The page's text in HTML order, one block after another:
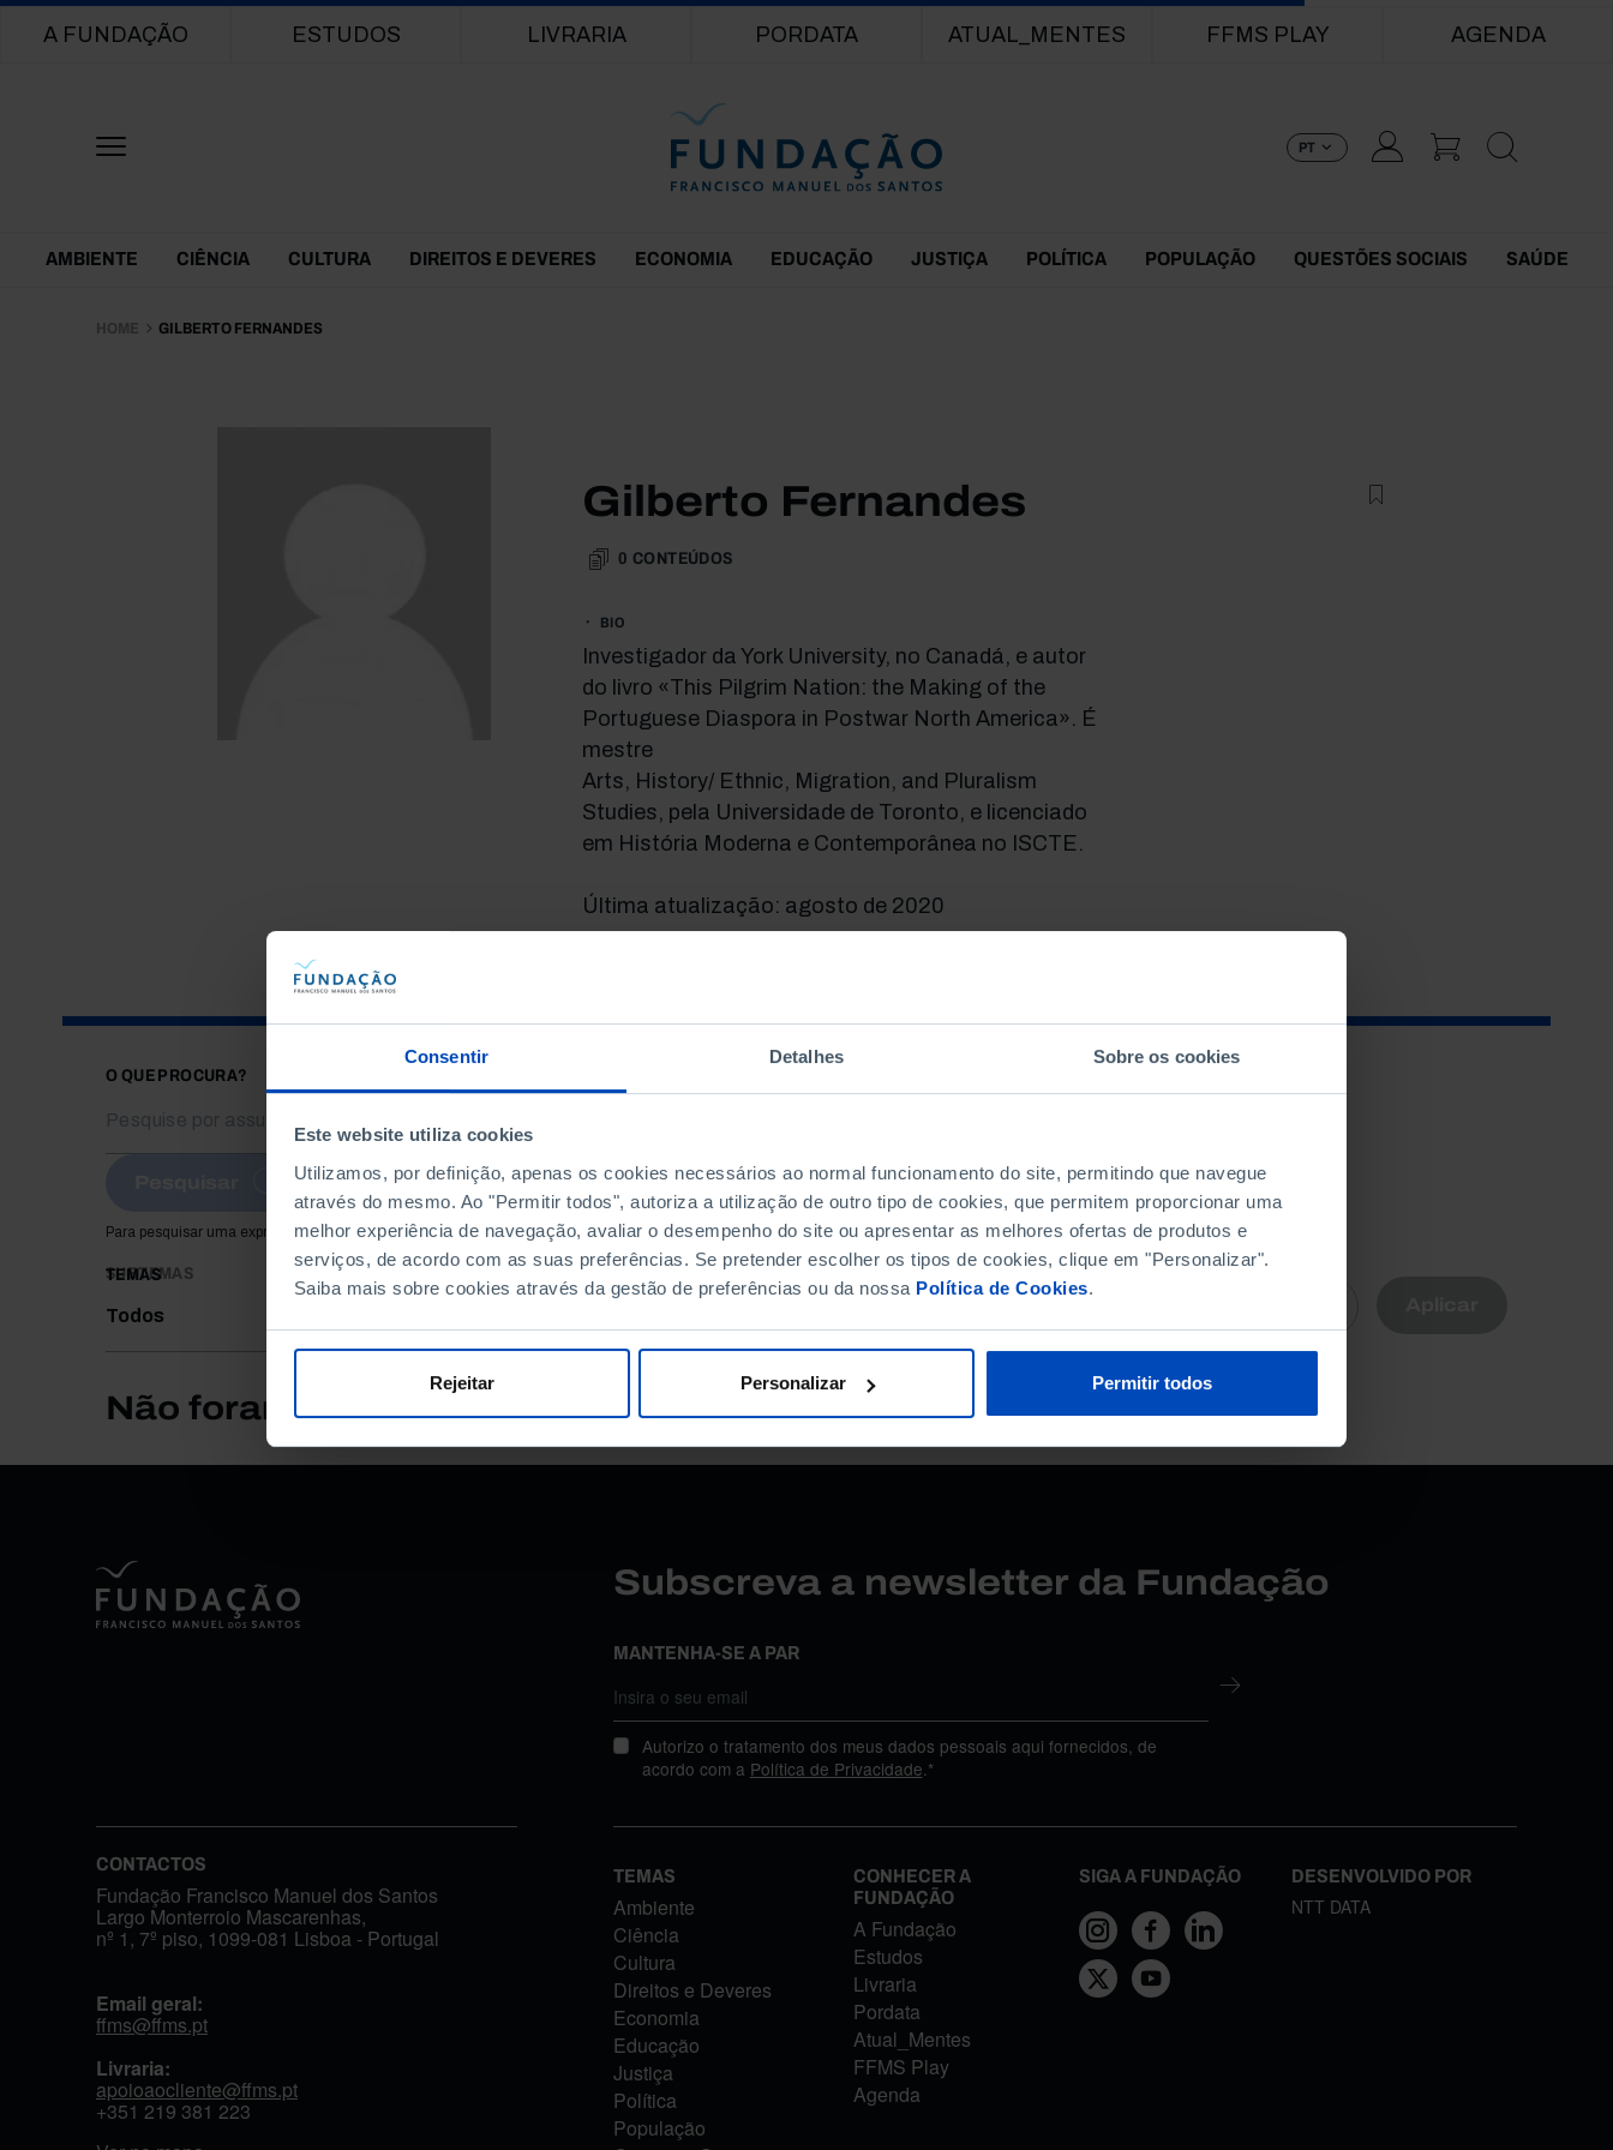
Consentir Detalhes Sobre os cookies
Este website utiliza cookies
Utilizamos, por definição, apenas os cookies necessários ao normal funcionamento do site, permitindo que navegue
através do mesmo. Ao "Permitir todos", autoriza a utilização de outro tipo de cookies, que permitem proporcionar uma
melhor experiência de navegação, avaliar o desempenho do site ou apresentar as melhores ofertas de produtos e
serviços, de acordo com as suas preferências. Se pretender escolher os tipos de cookies, clique em "Personalizar".
Saiba mais sobre cookies através da gestão de preferências ou da nossa Política de Cookies.
Rejeitar Personalizar Permitir todos
Main navigation
A FUNDAÇÃO ESTUDOS LIVRARIA PORDATA ATUAL_MENTES FFMS PLAY AGENDA
PT
Themes Menu
AMBIENTE CIÊNCIA CULTURA DIREITOS E DEVERES ECONOMIA EDUCAÇÃO JUSTIÇA POLÍTICA POPULAÇÃO QUESTÕES SOCIAIS SAÚDE
HOME GILBERTO FERNANDES
Gilberto Fernandes
0 CONTEÚDOS
BIO
Investigador da York University, no Canadá, e autor
do livro «This Pilgrim Nation: the Making of the
Portuguese Diaspora in Postwar North America». É
mestre
Arts, History/ Ethnic, Migration, and Pluralism
Studies, pela Universidade de Toronto, e licenciado
em História Moderna e Contemporânea no ISCTE.
Última atualização: agosto de 2020
O QUE PROCURA?
Para pesquisar uma expressão coloque-a entre aspas
TEMAS
Todos
SUBTEMAS TIPOLOGIA
Não foram encontrados resultados para esta pesquisa.
Subscreva a newsletter da Fundação
MANTENHA-SE A PAR
Autorizo o tratamento dos meus dados pessoais aqui fornecidos, de
acordo com a Política de Privacidade.*
CONTACTOS
Fundação Francisco Manuel dos Santos
Largo Monterroio Mascarenhas,
nº 1, 7º piso, 1099-081 Lisboa - Portugal
Email geral:
ffms@ffms.pt
Livraria:
apoioaocliente@ffms.pt
+351 219 381 223
TEMAS
Ambiente
Ciência
Cultura
Direitos e Deveres
Economia
Educação
Justiça
Política
População
CONHECER A
FUNDAÇÃO
A Fundação
Estudos
Livraria
Pordata
Atual_Mentes
FFMS Play
Agenda
SIGA A FUNDAÇÃO DESENVOLVIDO POR
NTT DATA